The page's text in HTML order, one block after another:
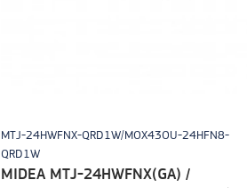
MTJ-24HWFNX-QRD1W/MOX43OU-24HFN8-
QRD1W
MIDEA MTJ-24HWFNX(GA) /